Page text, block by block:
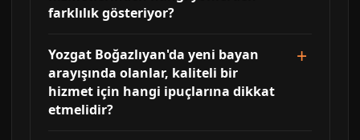
farklılık gösteriyor?
Yozgat Boğazlıyan'da yeni bayan
arayışında olanlar, kaliteli bir
hizmet için hangi ipuçlarına dikkat
etmelidir?